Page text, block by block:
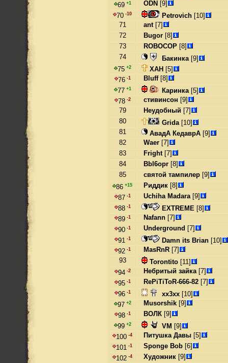
69 +1 ODN [9]
70 -10 Petrovich [10]
71
ant[7]
72
Bugor [8]
73
ROBOCOP [8]
74
Бакинка[9]
75 +2 ХАН [5]
76 -1 Bluff[8]
77 +1 Каринка[5]
78 -2 стивинсон [9]
79
Неудобный [7]
80
Grida[10]
81
АвадА КедаврА [9]
82
Waer [7]
83
Fright[7]
84
Bbl6opr [8]
85
святой тампилер [9]
86 +15 Риддик [8]
87 -1 Uchiha Madara[9]
88 -1 EXTREME [8]
89 -1 Nafann [7]
90 -1 Underground [7]
91 -1 Damn its Brian [10]
92 -1 MasRnR [7]
93
Torontito [11]
94 -2 Небритый зайка[7]
95 -1 RePiTiToR-666-82 [7]
96 -1 xx3xx [10]
97 +2 Musorshik [9]
98 -1 ВОЛК [9]
99 +2 VM [9]
100 -4 Питушка Давы [5]
101 -1 Sponge Bob [6]
102 -4 Художник [9]